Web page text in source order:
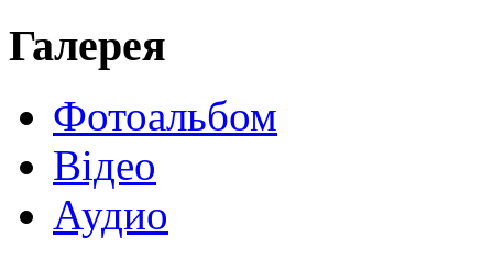
Галерея
Фотоальбом
Відео
Аудио